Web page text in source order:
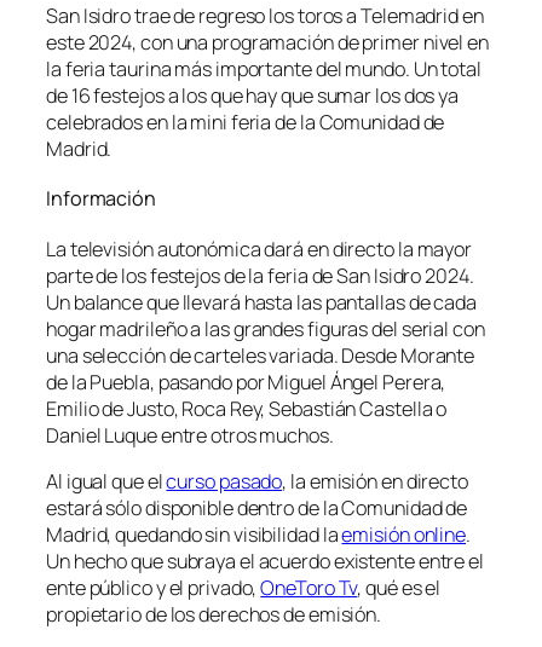
San Isidro trae de regreso los toros a Telemadrid en
este 2024, con una programación de primer nivel en
la feria taurina más importante del mundo. Un total
de 16 festejos a los que hay que sumar los dos ya
celebrados en la mini feria de la Comunidad de
Madrid.
Información
La televisión autonómica dará en directo la mayor
parte de los festejos de la feria de San Isidro 2024.
Un balance que llevará hasta las pantallas de cada
hogar madrileño a las grandes figuras del serial con
una selección de carteles variada. Desde Morante
de la Puebla, pasando por Miguel Ángel Perera,
Emilio de Justo, Roca Rey, Sebastián Castella o
Daniel Luque entre otros muchos.
Al igual que elcurso pasado, la emisión en directo
estará sólo disponible dentro de la Comunidad de
Madrid, quedando sin visibilidad laemisión online.
Un hecho que subraya el acuerdo existente entre el
ente público y el privado,OneToro Tv, qué es el
propietario de los derechos de emisión.